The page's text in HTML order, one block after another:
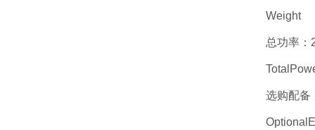
Weight
总功率：
选购配备